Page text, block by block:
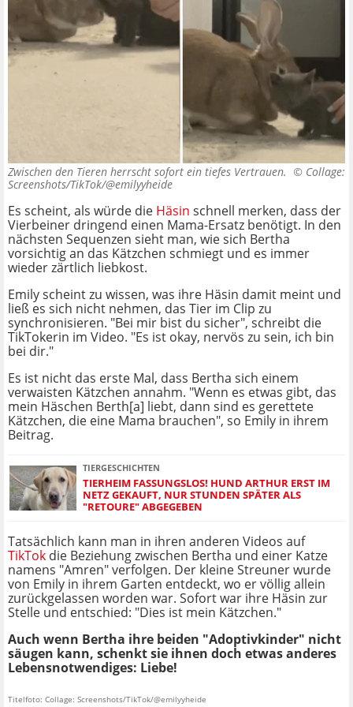
Zwischen den Tieren herrscht sofort ein tiefes Vertrauen. © Collage:
Screenshots/TikTok/@emilyyheide
Es scheint, als würde die Häsin schnell merken, dass der
Vierbeiner dringend einen Mama-Ersatz benötigt. In den
nächsten Sequenzen sieht man, wie sich Bertha
vorsichtig an das Kätzchen schmiegt und es immer
wieder zärtlich liebkost.
Emily scheint zu wissen, was ihre Häsin damit meint und
ließ es sich nicht nehmen, das Tier im Clip zu
synchronisieren. "Bei mir bist du sicher", schreibt die
TikTokerin im Video. "Es ist okay, nervös zu sein, ich bin
bei dir."
Es ist nicht das erste Mal, dass Bertha sich einem
verwaisten Kätzchen annahm. "Wenn es etwas gibt, das
mein Häschen Berth[a] liebt, dann sind es gerettete
Kätzchen, die eine Mama brauchen", so Emily in ihrem
Beitrag.
TIERGESCHICHTEN
TIERHEIM FASSUNGSLOS! HUND ARTHUR ERST IM
NETZ GEKAUFT, NUR STUNDEN SPÄTER ALS
"RETOURE" ABGEGEBEN
Tatsächlich kann man in ihren anderen Videos auf
TikTok die Beziehung zwischen Bertha und einer Katze
namens "Amren" verfolgen. Der kleine Streuner wurde
von Emily in ihrem Garten entdeckt, wo er völlig allein
zurückgelassen worden war. Sofort war ihre Häsin zur
Stelle und entschied: "Dies ist mein Kätzchen."
Auch wenn Bertha ihre beiden "Adoptivkinder" nicht
säugen kann, schenkt sie ihnen doch etwas anderes
Lebensnotwendiges: Liebe!
Titelfoto: Collage: Screenshots/TikTok/@emilyyheide